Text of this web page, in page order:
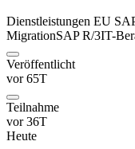
Dienstleistungen EU
MigrationSAP R/3IT-
Veröffentlicht
vor 65T
Teilnahme
vor 36T
Heute